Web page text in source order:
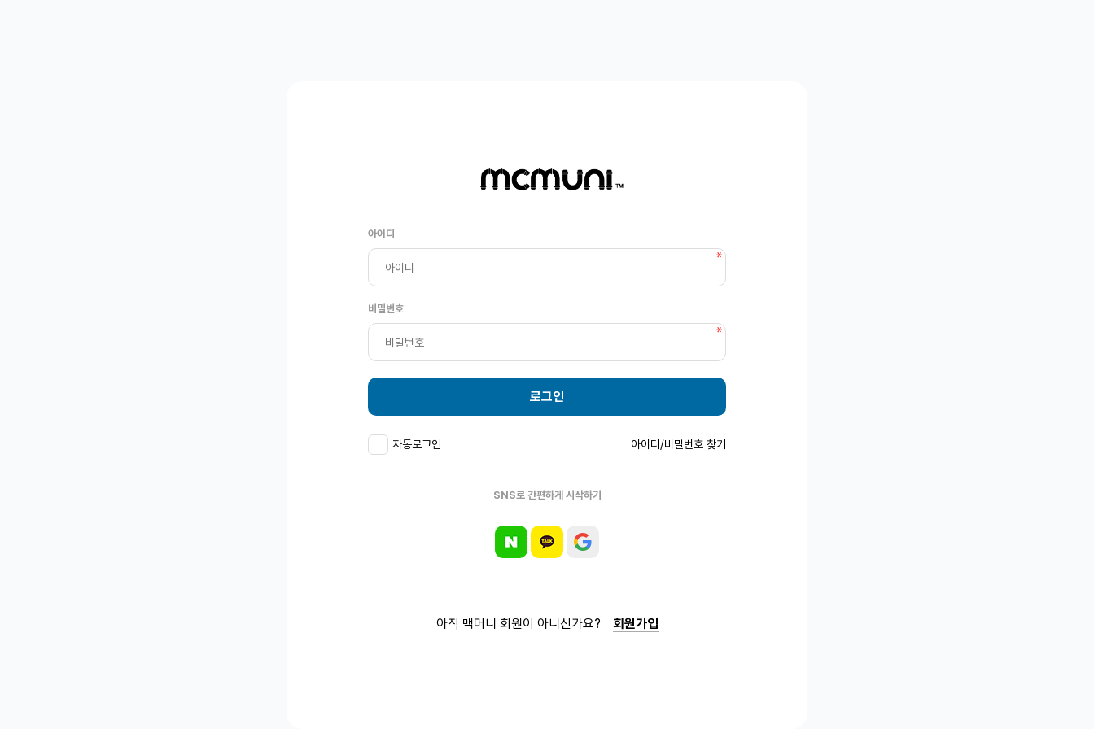
아이디
비밀번호
로그인
자동로그인 아이디/비밀번호 찾기
SNS로 간편하게 시작하기
아직 맥머니 회원이 아니신가요? 회원가입